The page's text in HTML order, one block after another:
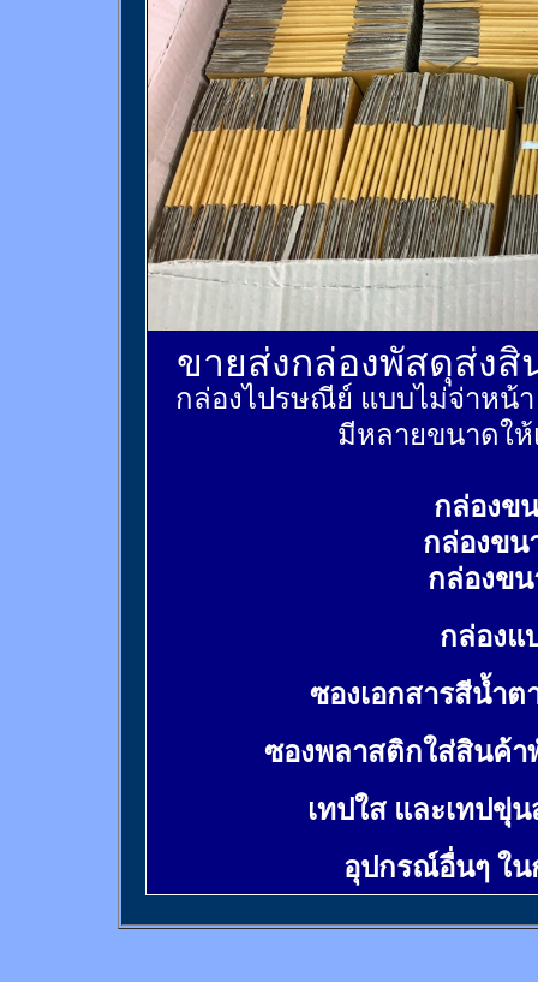
ขายส่งกล่องพัสดุส่ง
กล่องไปรษณีย์ แบบไม่จ่าหน้
มีหลายขนาดให้
กล่องข
กล่องขน
กล่องข
กล่องแ
ซองเอกสารสีน้ำต
ซองพลาสติกใส่สินค้า
เทปใส และเทปขุ่
อุปกรณ์อื่นๆ ใ